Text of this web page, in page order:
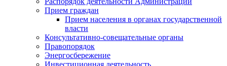
Прием граждан
Прием населения в органах государственной
власти
Консультативно-совещательные органы
Правопорядок
Энергосбережение
Инвестиционная деятельность